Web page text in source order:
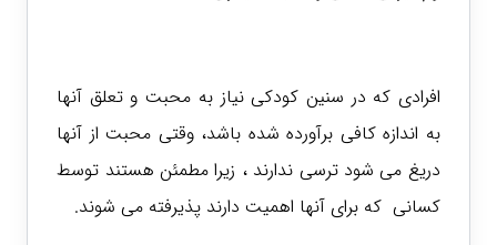
افرادی که در سنین کودکی نیاز به محبت و تعلق آنها
به اندازه کافی برآورده شده باشد، وقتی محبت از آنها
دریغ می شود ترسی ندارند ، زیرا مطمئن هستند توسط
کسانی که برای آنها اهمیت دارند پذیرفته می شوند.